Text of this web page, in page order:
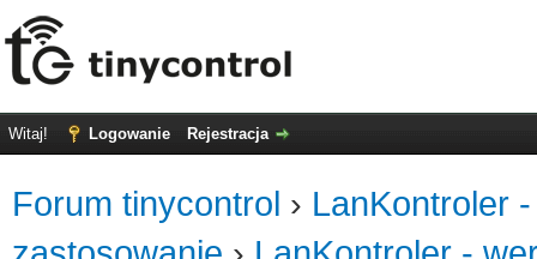
Witaj! Logowanie Rejestracja
Forum tinycontrol › LanKontroler